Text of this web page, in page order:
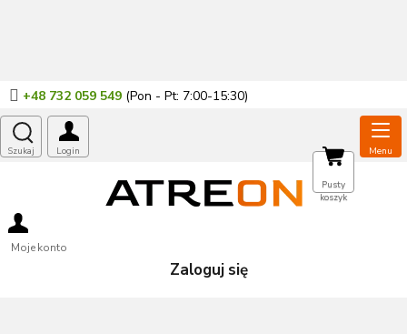
+48 732 059 549
Moje konto
Zaloguj się
KOSZYK
Pusty
koszyk